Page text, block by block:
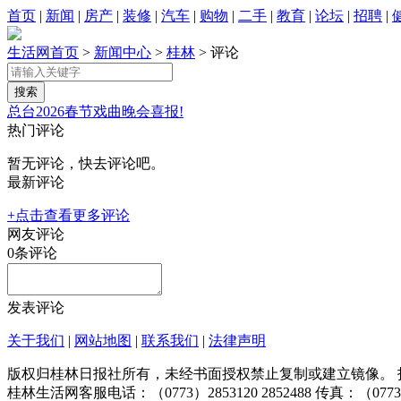
首页 | 新闻 | 房产 | 装修 | 汽车 | 购物 | 二手 | 教育 | 论坛 | 招聘 |
生活网首页 > 新闻中心 > 桂林 > 评论
总台2026春节戏曲晚会喜报!
热门评论
暂无评论，快去评论吧。
最新评论
+点击查看更多评论
网友评论
0条评论
发表评论
关于我们 | 网站地图 | 联系我们 | 法律声明
版权归桂林日报社所有，未经书面授权禁止复制或建立镜像。
桂林生活网客服电话：（0773）2853120 2852488 传真：（